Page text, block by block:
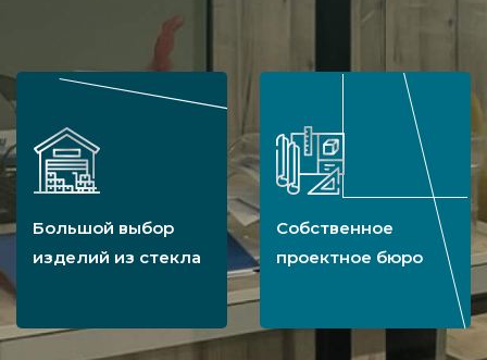
Большой выбор
изделий из стекла
Собственное
проектное бюро